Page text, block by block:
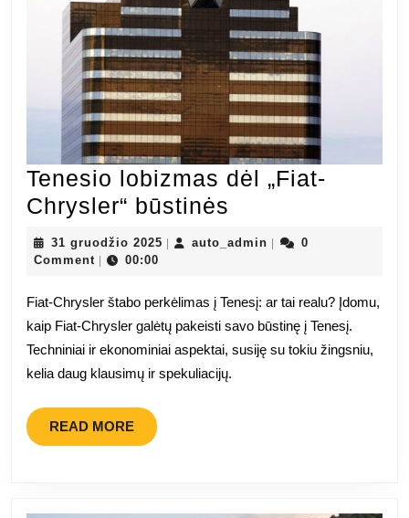
Tenesio lobizmas dėl „Fiat-
Chrysler“ būstinės
lobizmas
Chrysler“
būstinės
31 gruodžio 2025 31
auto_admin auto_admin
0
Comment
00:00
Fiat-Chrysler štabo perkėlimas į Tenesį: ar tai realu? Įdomu,
kaip Fiat-Chrysler galėtų pakeisti savo būstinę į Tenesį.
Techniniai ir ekonominiai aspektai, susiję su tokiu žingsniu,
kelia daug klausimų ir spekuliacijų.
READ MOREREAD
MORE